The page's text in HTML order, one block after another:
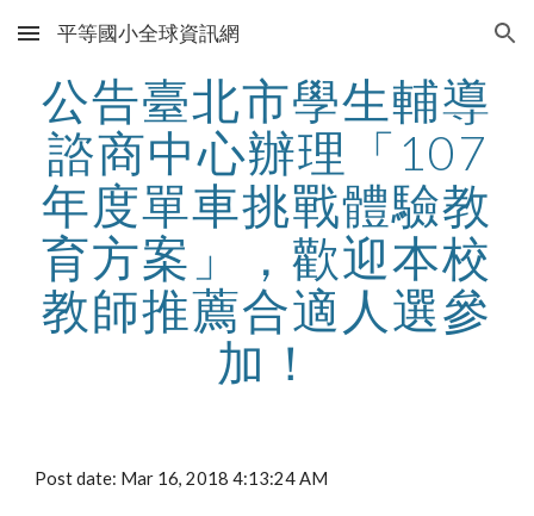
Skip to main content Skip to navigation
平等國小全球資訊網
公告臺北市學生輔導
諮商中心辦理「107
年度單車挑戰體驗教
育方案」，歡迎本校
教師推薦合適人選參
加！
Post date: Mar 16, 2018 4:13:24 AM